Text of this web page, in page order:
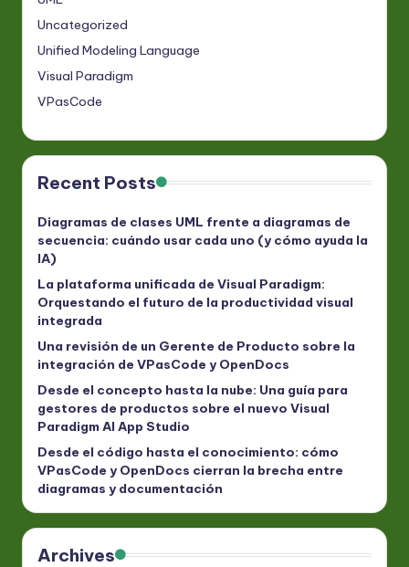
Uncategorized
Unified Modeling Language
Visual Paradigm
VPasCode
Recent Posts
Diagramas de clases UML frente a diagramas de
secuencia: cuándo usar cada uno (y cómo ayuda la
IA)
La plataforma unificada de Visual Paradigm:
Orquestando el futuro de la productividad visual
integrada
Una revisión de un Gerente de Producto sobre la
integración de VPasCode y OpenDocs
Desde el concepto hasta la nube: Una guía para
gestores de productos sobre el nuevo Visual
Paradigm AI App Studio
Desde el código hasta el conocimiento: cómo
VPasCode y OpenDocs cierran la brecha entre
diagramas y documentación
Archives